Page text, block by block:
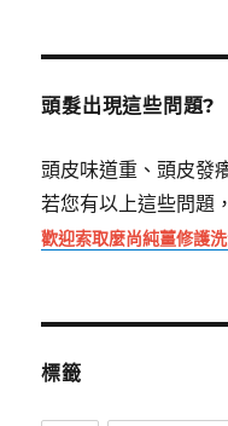
鍵
頭髮出現這些問題?
頭皮味道重、頭皮發
若您有以上這些問題，
歡迎索取麼尚純薑修護
標籤